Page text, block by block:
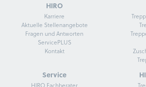
HIRO
Karriere
Aktuelle Stellenangebote
Fragen und Antworten
ServicePLUS
Kontakt
Service
HIRO Fachberater